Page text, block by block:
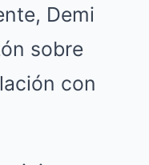
Demi
sobre
con